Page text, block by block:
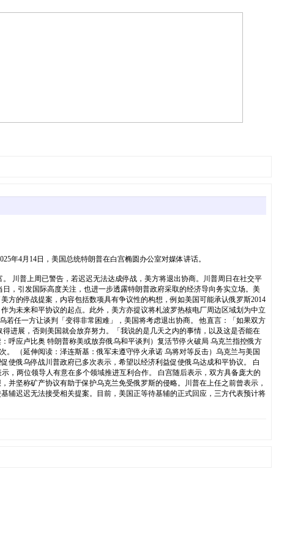
年4月14日，美国总统特朗普在白宫椭圆办公室对媒体讲话。
川普上周已警告，若迟迟无法达成停战，美方将退出协商。川普周日在社交平
，引发国际高度关注，也进一步透露特朗普政府采取的经济导向务实立场。美
的停战提案，内容包括数项具有争议性的构想，例如美国可能承认俄罗斯2014
为未来和平协议的起点。此外，美方亦提议将札波罗热核电厂周边区域划为中立
任一方让谈判「变得非常困难」，美国将考虑退出协商。 他直言：「如果双方
进展，否则美国就会放弃努力。「我说的是几天之内的事情，以及这是否能在
呼应卢比奥 特朗普称美或放弃俄乌和平谈判）复活节停火破局 乌克兰指控俄方
（延伸阅读：泽连斯基：俄军未遵守停火承诺 乌将对等反击）乌克兰与美国
使俄乌停战川普政府已多次表示，希望以经济利益促使俄乌达成和平协议。 白
，两位领导人有意在多个领域推进互利合作。 白宫随后表示，双方具备庞大的
坚称矿产协议有助于保护乌克兰免受俄罗斯的侵略。川普在上任之前曾表示，
辅迟迟无法接受相关提案。目前，美国正等待基辅的正式回应，三方代表预计将